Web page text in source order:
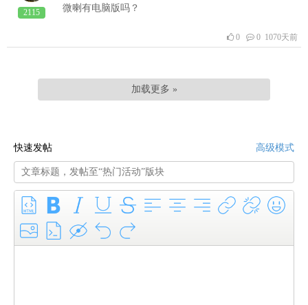
2115 微喇有电脑版吗？
0 0 1070天前
加载更多 »
快速发帖 高级模式